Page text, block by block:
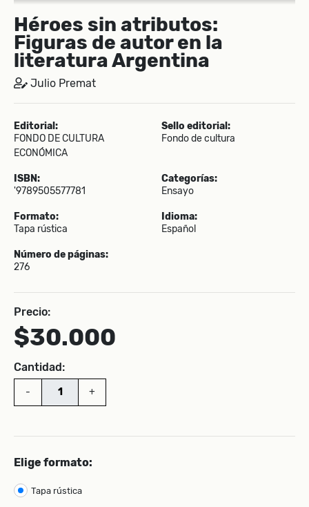
Héroes sin atributos:
Figuras de autor en la
literatura Argentina
Julio Premat
Editorial:
FONDO DE CULTURA
ECONÓMICA
Sello editorial:
Fondo de cultura
ISBN:
'9789505577781
Categorías:
Ensayo
Formato:
Tapa rústica
Idioma:
Español
Número de páginas:
276
Precio:
$30.000
Cantidad:
- +
Elige formato:
Tapa rústica